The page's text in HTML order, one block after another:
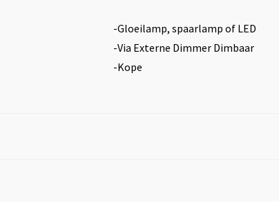
-Gloeilamp, spaarlamp of LED
-Via Externe Dimmer Dimbaar
-Kope